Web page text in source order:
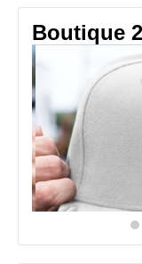
Boutique